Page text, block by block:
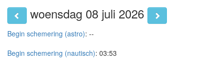
woensdag 08 juli 2026
Begin schemering (astro): --
Begin schemering (nautisch): 03:53